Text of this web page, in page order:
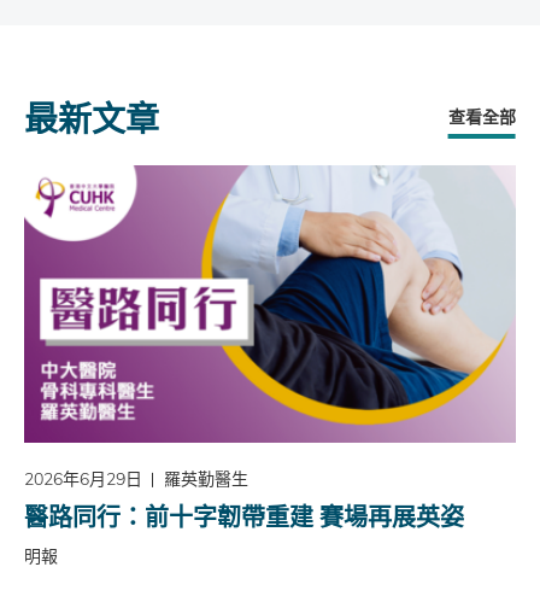
最新文章 查看全部
2026年6月29日 羅英勤醫生
醫路同行：前十字韌帶重建 賽場再展英姿
明報